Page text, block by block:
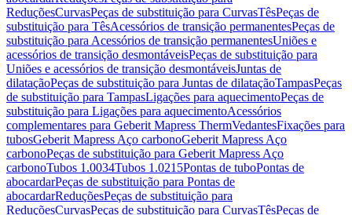
ReduçõesCurvasPeças de substituição para CurvasTêsPeças de
substituição para TêsAcessórios de transição permanentesPeças de
substituição para Acessórios de transição permanentesUniões e
acessórios de transição desmontáveisPeças de substituição para
Uniões e acessórios de transição desmontáveisJuntas de
dilataçãoPeças de substituição para Juntas de dilataçãoTampasPeças
de substituição para TampasLigações para aquecimentoPeças de
substituição para Ligações para aquecimentoAcessórios
complementares para Geberit Mapress ThermVedantesFixações para
tubosGeberit Mapress Aço carbonoGeberit Mapress Aço
carbonoPeças de substituição para Geberit Mapress Aço
carbonoTubos 1.0034Tubos 1.0215Pontas de tuboPontas de
abocardarPeças de substituição para Pontas de
abocardarReduçõesPeças de substituição para
ReduçõesCurvasPeças de substituição para CurvasTêsPeças de